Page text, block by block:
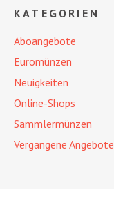
KATEGORIEN
Aboangebote
Euromünzen
Neuigkeiten
Online-Shops
Sammlermünzen
Vergangene Angebote